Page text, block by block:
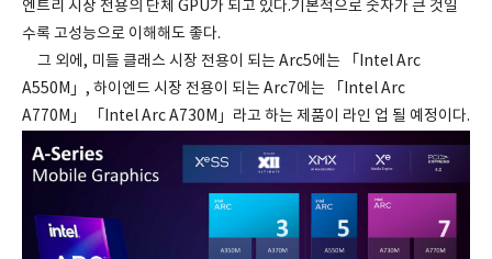
엔트리 시장 전용의 단체 GPU가 되고 있다.기본적으로 숫자가 큰 것일
수록 고성능으로 이해해도 좋다.
그 외에, 미들 클래스 시장 전용이 되는 Arc5에는 「Intel Arc
A550M」, 하이엔드 시장 전용이 되는 Arc7에는 「Intel Arc
A770M」 「Intel Arc A730M」라고 하는 제품이 라인 업 될 예정이다.